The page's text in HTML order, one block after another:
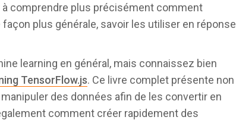
comprendre plus précisément comment
plus générale, savoir les utiliser en réponse
learning en général, mais connaissez bien
TensorFlow.js. Ce livre complet présente non
des données afin de les convertir en
comment créer rapidement des